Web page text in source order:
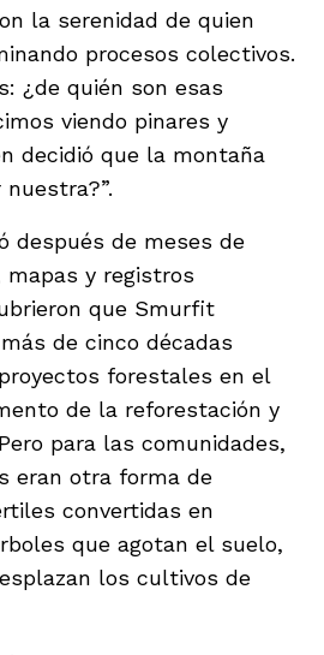
la serenidad de quien
procesos colectivos.
¿de quién son esas
viendo pinares y
decidió que la montaña
después de meses de
y registros
que Smurfit
de cinco décadas
forestales en el
de la reforestación y
para las comunidades,
eran otra forma de
convertidas en
que agotan el suelo,
los cultivos de